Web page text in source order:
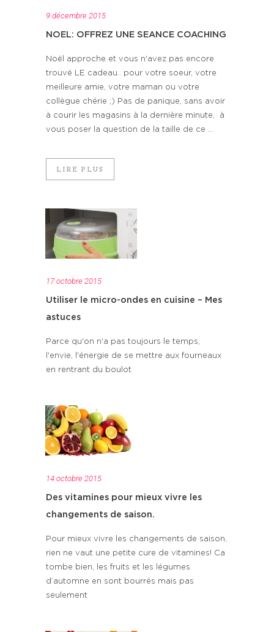
9 décembre 2015
NOEL: OFFREZ UNE SEANCE COACHING
Noël approche et vous n'avez pas encore
trouvé LE cadeau.. pour votre soeur, votre
meilleure amie, votre maman ou votre
collègue chérie ;) Pas de panique, sans avoir
à courir les magasins à la dernière minute, à
vous poser la question de la taille de ce ...
LIRE PLUS
17 octobre 2015
Utiliser le micro-ondes en cuisine – Mes
astuces
Parce qu'on n'a pas toujours le temps,
l'envie, l'énergie de se mettre aux fourneaux
en rentrant du boulot
14 octobre 2015
Des vitamines pour mieux vivre les
changements de saison.
Pour mieux vivre les changements de saison,
rien ne vaut une petite cure de vitamines! Ca
tombe bien, les fruits et les légumes
d’automne en sont bourrés mais pas
seulement